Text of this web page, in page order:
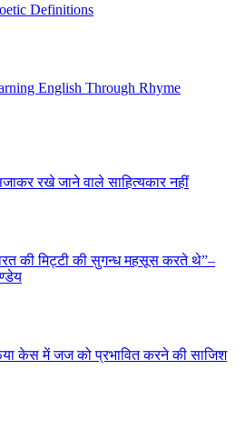
Definitions
English Through Rhyme
रखे जाने वाले साहित्यकार नहीं
की मिट्टी की सुगन्ध महसूस करते थे”–
केस में जज को प्रभावित करने की साजिश